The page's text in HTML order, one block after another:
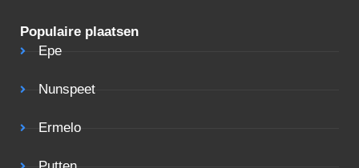
Populaire plaatsen
Epe
Nunspeet
Ermelo